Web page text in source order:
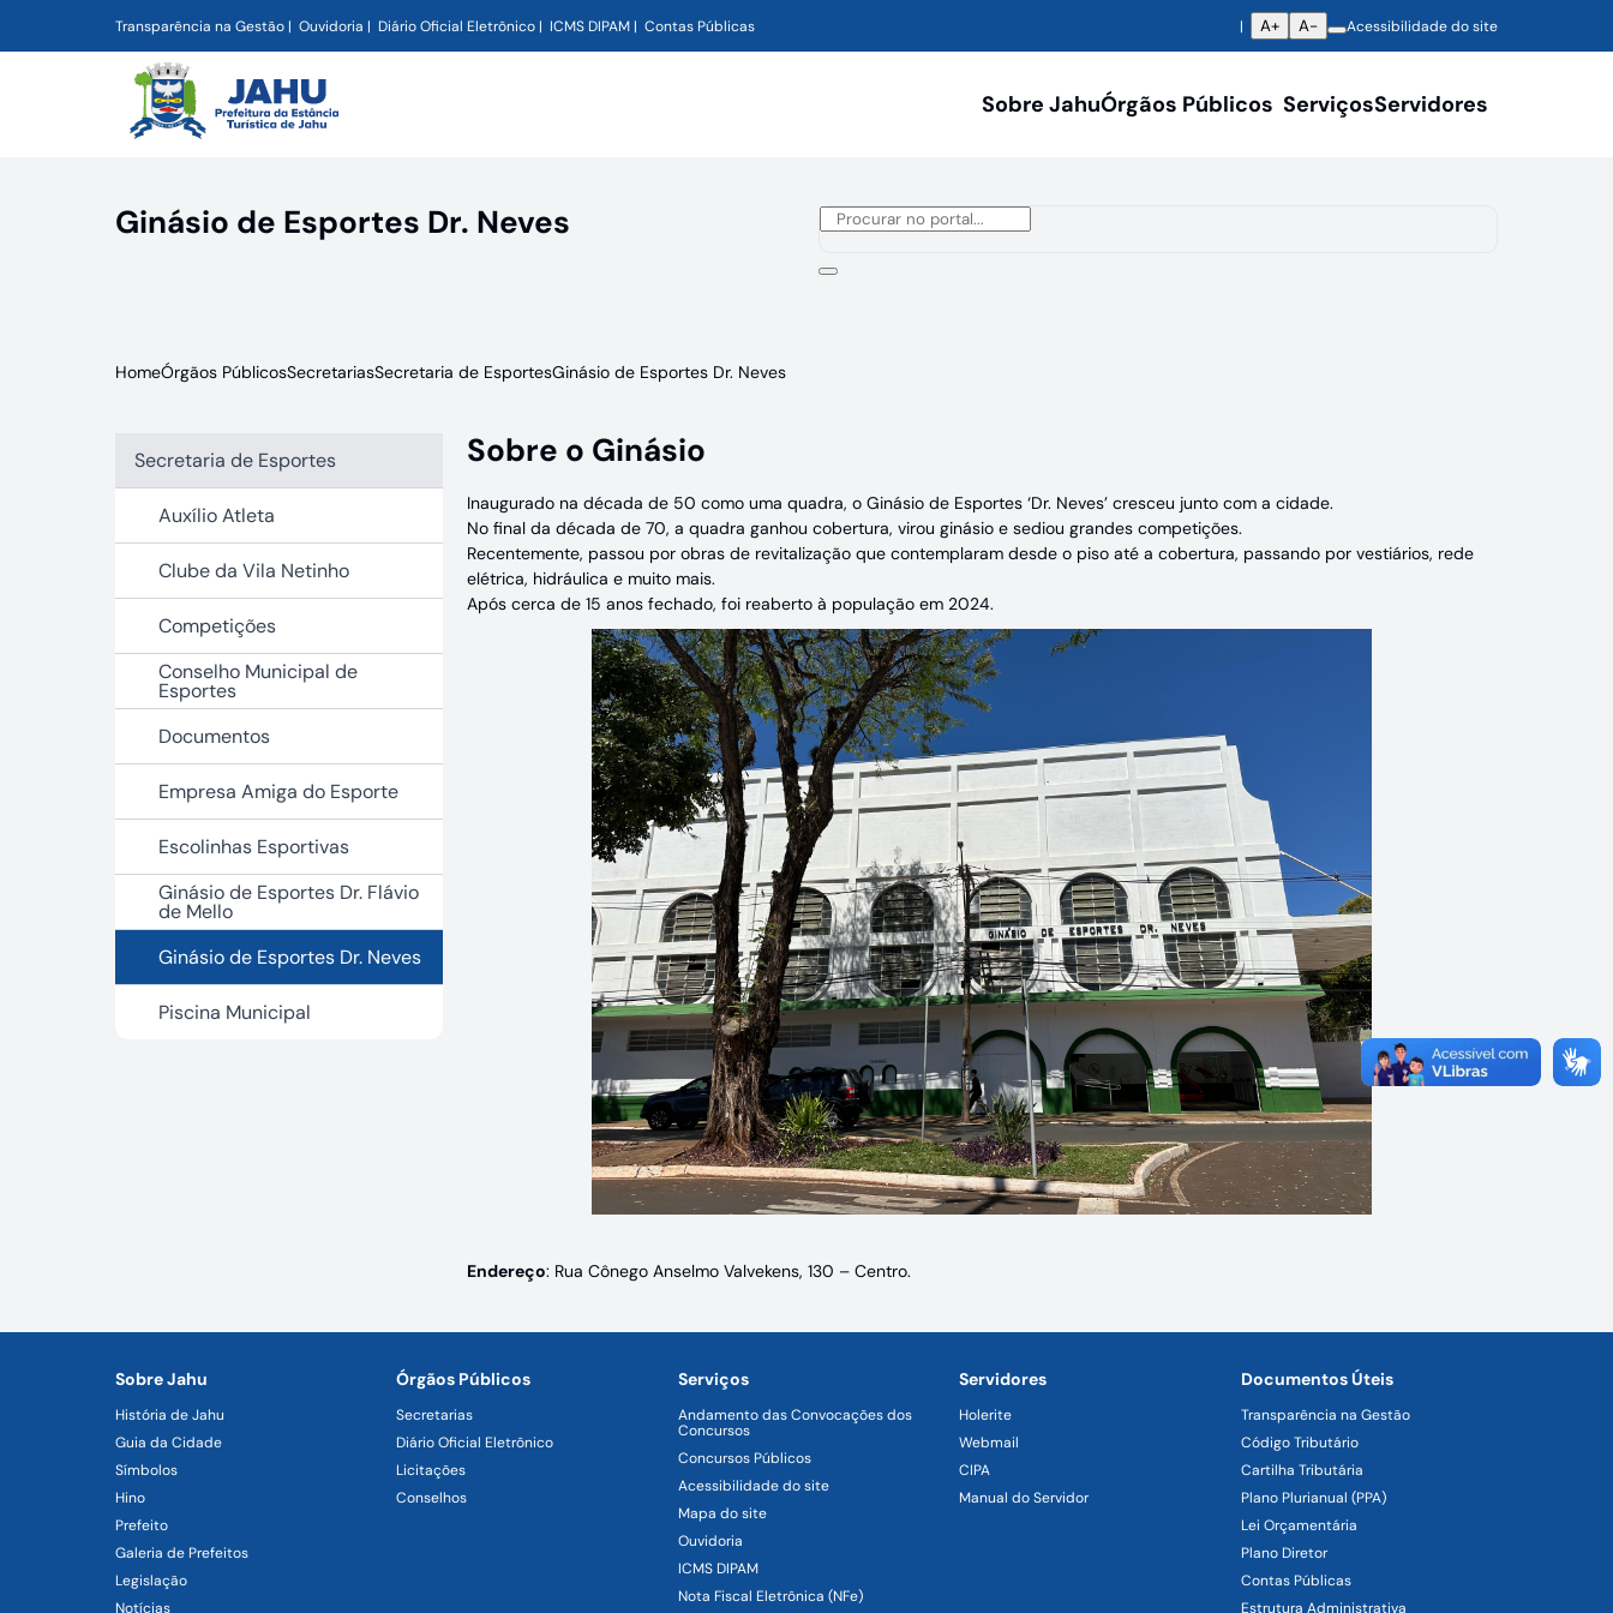
Transparência na Gestão Ouvidoria Diário Oficial Eletrônico ICMS DIPAM Contas Públicas A+ A- Acessibilidade do site
Sobre JahuÓrgãos Públicos ServiçosServidores
Ginásio de Esportes Dr. Neves
HomeÓrgãos PúblicosSecretariasSecretaria de EsportesGinásio de Esportes Dr. Neves
Secretaria de Esportes
Auxílio Atleta
Clube da Vila Netinho
Competições
Conselho Municipal de
Esportes
Documentos
Empresa Amiga do Esporte
Escolinhas Esportivas
Ginásio de Esportes Dr. Flávio
de Mello
Ginásio de Esportes Dr. Neves
Piscina Municipal
Sobre o Ginásio
Inaugurado na década de 50 como uma quadra, o Ginásio de Esportes ‘Dr. Neves’ cresceu junto com a cidade.
No final da década de 70, a quadra ganhou cobertura, virou ginásio e sediou grandes competições.
Recentemente, passou por obras de revitalização que contemplaram desde o piso até a cobertura, passando por vestiários, rede
elétrica, hidráulica e muito mais.
Após cerca de 15 anos fechado, foi reaberto à população em 2024.
Endereço: Rua Cônego Anselmo Valvekens, 130 – Centro.
Sobre Jahu
História de Jahu
Guia da Cidade
Símbolos
Hino
Prefeito
Galeria de Prefeitos
Legislação
Notícias
Órgãos Públicos
Secretarias
Diário Oficial Eletrônico
Licitações
Conselhos
Serviços
Andamento das Convocações dos
Concursos
Concursos Públicos
Acessibilidade do site
Mapa do site
Ouvidoria
ICMS DIPAM
Nota Fiscal Eletrônica (NFe)
Servidores
Holerite
Webmail
CIPA
Manual do Servidor
Documentos Úteis
Transparência na Gestão
Código Tributário
Cartilha Tributária
Plano Plurianual (PPA)
Lei Orçamentária
Plano Diretor
Contas Públicas
Estrutura Administrativa